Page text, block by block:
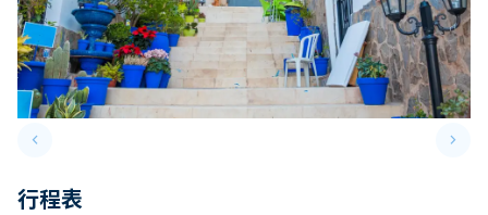
keyboard_arrow_leftPrevious slide keyboard_arrow_right
行程表